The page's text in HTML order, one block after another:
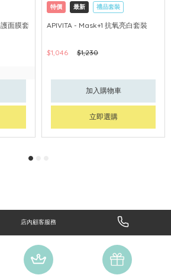
面膜套
特價 最新 禮品套裝
網購店取 可中國內地配送
APIVITA - Mask+1 抗氧亮白套裝
$1,046 $1,230
加入購物車
立即選購
店內顧客服務